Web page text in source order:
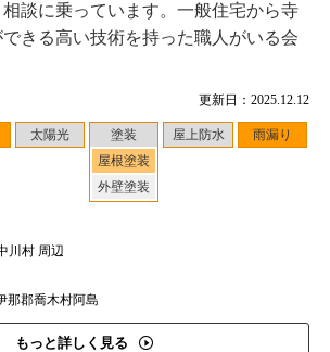
更新日：2025.12.12
太陽光
塗装
屋根塗装
外壁塗装
屋上防水 雨漏り
川村 周辺
那郡喬木村阿島
もっと詳しく見る
談に乗っています。一般住宅から寺
きる高い技術を持った職人がいる会